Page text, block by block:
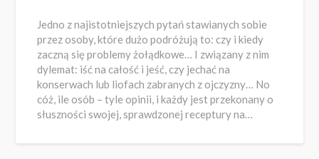
Jedno z najistotniejszych pytań stawianych sobie
przez osoby, które dużo podróżują to: czy i kiedy
zaczną się problemy żołądkowe… I związany z nim
dylemat: iść na całość i jeść, czy jechać na
konserwach lub liofach zabranych z ojczyzny… No
cóż, ile osób – tyle opinii, i każdy jest przekonany o
słuszności swojej, sprawdzonej receptury na…